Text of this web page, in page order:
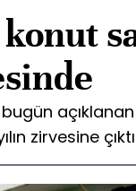
bugün
zirvesine çıktı